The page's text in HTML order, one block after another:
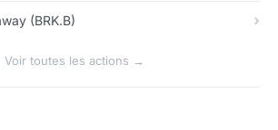
(BRK.B)
Voir toutes les actions →